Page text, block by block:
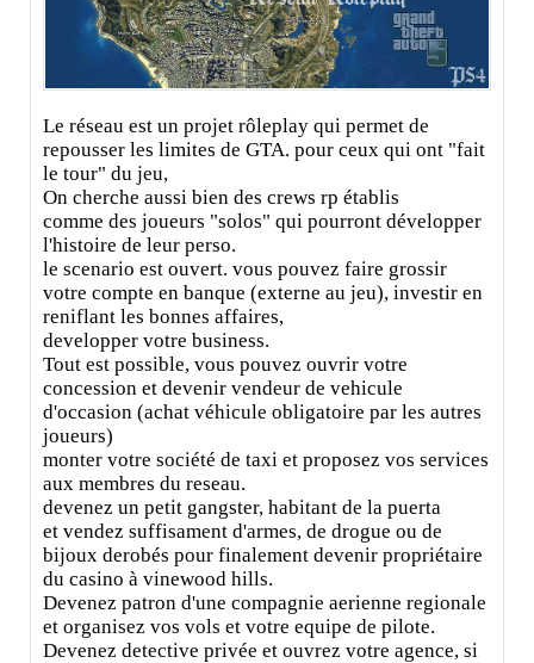
Le réseau est un projet rôleplay qui permet de
repousser les limites de GTA. pour ceux qui ont "fait
le tour" du jeu,
On cherche aussi bien des crews rp établis
comme des joueurs "solos" qui pourront développer
l'histoire de leur perso.
le scenario est ouvert. vous pouvez faire grossir
votre compte en banque (externe au jeu), investir en
reniflant les bonnes affaires,
developper votre business.
Tout est possible, vous pouvez ouvrir votre
concession et devenir vendeur de vehicule
d'occasion (achat véhicule obligatoire par les autres
joueurs)
monter votre société de taxi et proposez vos services
aux membres du reseau.
devenez un petit gangster, habitant de la puerta
et vendez suffisament d'armes, de drogue ou de
bijoux derobés pour finalement devenir propriétaire
du casino à vinewood hills.
Devenez patron d'une compagnie aerienne regionale
et organisez vos vols et votre equipe de pilote.
Devenez detective privée et ouvrez votre agence, si